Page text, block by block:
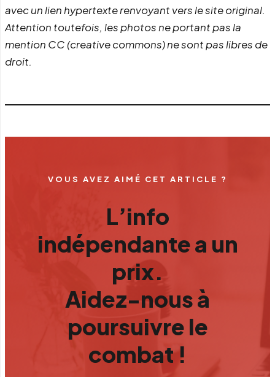
avec un lien hypertexte renvoyant vers le site original.
Attention toutefois, les photos ne portant pas la
mention CC (creative commons) ne sont pas libres de
droit.
VOUS AVEZ AIMÉ CET ARTICLE ?
L’info
indépendante a un
prix.
Aidez-nous à
poursuivre le
combat !